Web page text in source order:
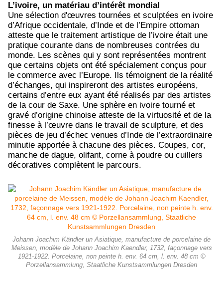
L’ivoire, un matériau d’intérêt mondial
Une sélection d'œuvres tournées et sculptées en ivoire
d’Afrique occidentale, d’Inde et de l’Empire ottoman
atteste que le traitement artistique de l’ivoire était une
pratique courante dans de nombreuses contrées du
monde. Les scènes qui y sont représentées montrent
que certains objets ont été spécialement conçus pour
le commerce avec l’Europe. Ils témoignent de la réalité
d’échanges, qui inspireront des artistes européens,
certains d’entre eux ayant été réalisés par des artistes
de la cour de Saxe. Une sphère en ivoire tourné et
gravé d’origine chinoise atteste de la virtuosité et de la
finesse à l’œuvre dans le travail de sculpture, et des
pièces de jeu d’échec venues d’Inde de l’extraordinaire
minutie apportée à chacune des pièces. Coupes, cor,
manche de dague, olifant, corne à poudre ou cuillers
décoratives complètent le parcours.
Johann Joachim Kändler un Asiatique, manufacture de porcelaine de
Meissen, modèle de Johann Joachim Kaendler, 1732, façonnage vers
1921-1922. Porcelaine, non peinte h. env. 64 cm, l. env. 48 cm ©
Porzellansammlung, Staatliche Kunstsammlungen Dresden